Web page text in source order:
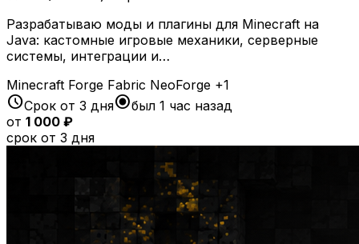
Разрабатываю моды и плагины для Minecraft на
Java: кастомные игровые механики, серверные
системы, интеграции и…
Minecraft Forge Fabric NeoForge +1
scheduleСрок от 3 дняradio_button_checkedбыл 1 час назад
от 1 000 ₽
срок от 3 дня